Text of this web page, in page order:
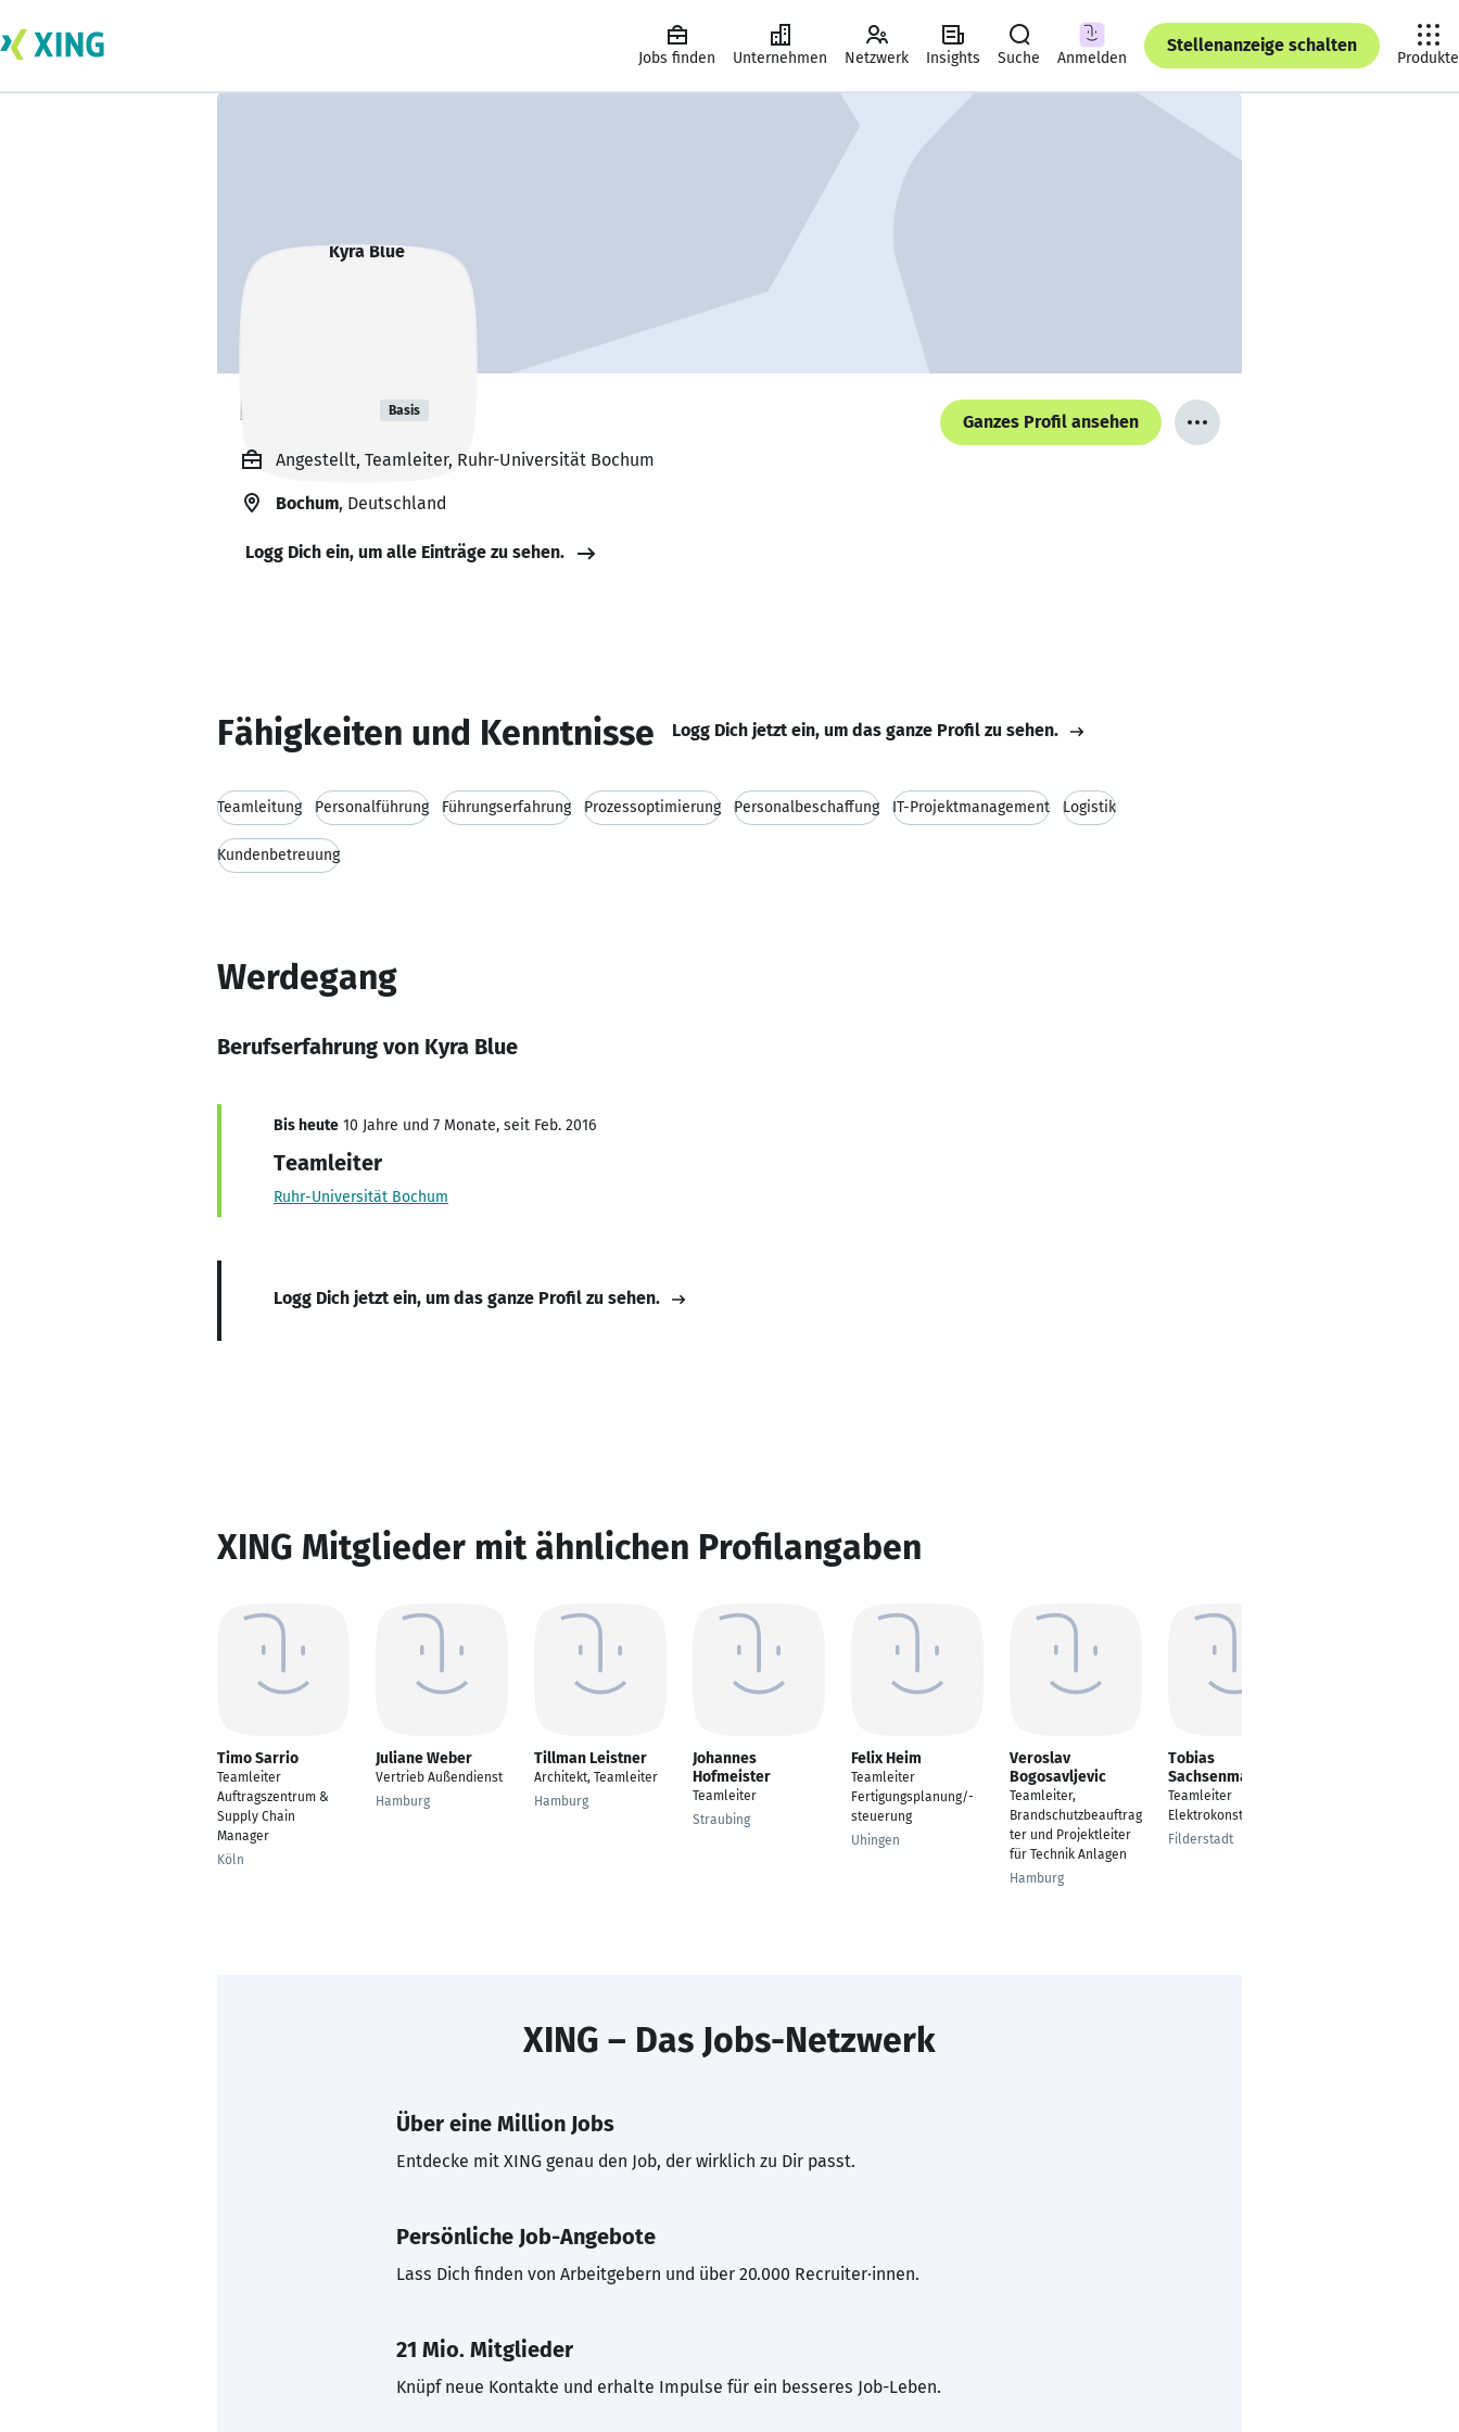
Jobs finden Unternehmen Netzwerk Insights Suche Anmelden
Stellenanzeige schalten
Produkte
Kyra Blue Basis
Ganzes Profil ansehen
Angestellt, Teamleiter, Ruhr-Universität Bochum
Bochum, Deutschland
Logg Dich ein, um alle Einträge zu sehen.
Fähigkeiten und Kenntnisse Logg Dich jetzt ein, um das ganze Profil zu sehen.
Teamleitung Personalführung Führungserfahrung Prozessoptimierung Personalbeschaffung IT-Projektmanagement Logistik
Kundenbetreuung
Werdegang
Berufserfahrung von Kyra Blue
Bis heute 10 Jahre und 7 Monate, seit Feb. 2016
Teamleiter
Ruhr-Universität Bochum
Logg Dich jetzt ein, um das ganze Profil zu sehen.
XING Mitglieder mit ähnlichen Profilangaben
Timo Sarrio
Teamleiter
Auftragszentrum &
Supply Chain
Manager
Köln
Juliane Weber
Vertrieb Außendienst
Hamburg
Tillman Leistner
Architekt, Teamleiter
Hamburg
Johannes
Hofmeister
Teamleiter
Straubing
Felix Heim
Teamleiter
Fertigungsplanung/-
steuerung
Uhingen
Veroslav
Bogosavljevic
Teamleiter,
Brandschutzbeauftrag
ter und Projektleiter
für Technik Anlagen
Hamburg
Tobias
Sachsenmaier
Teamleiter
Elektrokonstruktion
Filderstadt
XING – Das Jobs-Netzwerk
Über eine Million Jobs
Entdecke mit XING genau den Job, der wirklich zu Dir passt.
Persönliche Job-Angebote
Lass Dich finden von Arbeitgebern und über 20.000 Recruiter·innen.
21 Mio. Mitglieder
Knüpf neue Kontakte und erhalte Impulse für ein besseres Job-Leben.